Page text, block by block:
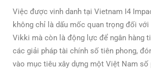
Việc được vinh danh tại Vietnam I4
không chỉ là dấu mốc quan trọng đối với
Vikki mà còn là động lực để ngân hàng
các giải pháp tài chính số tiên phong,
vào mục tiêu xây dựng một Việt Nam số